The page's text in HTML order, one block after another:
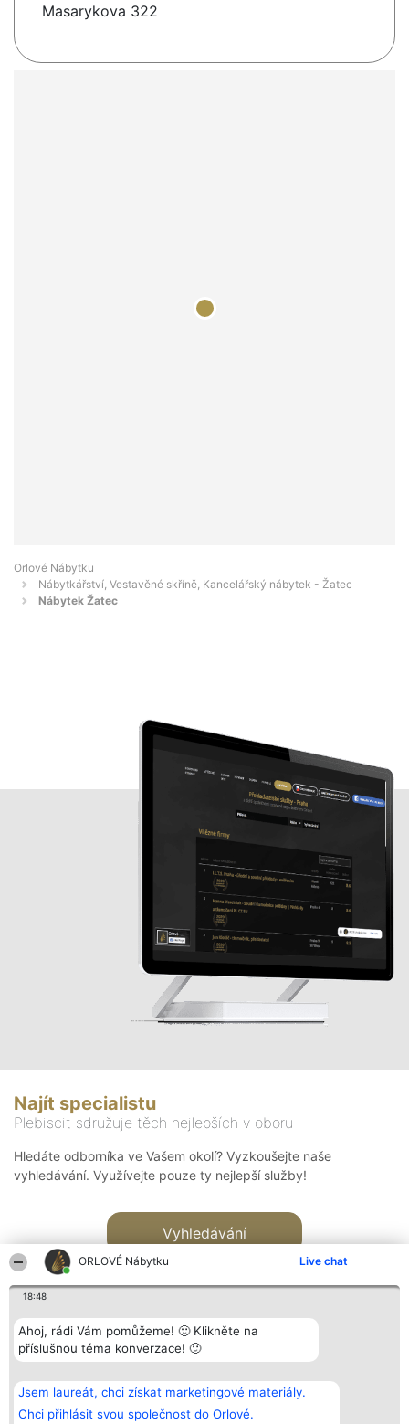
ORLOVÉ Nábytku Live chat
18:48
Ahoj, rádi Vám pomůžeme! 🙂 Klikněte na
příslušnou téma konverzace! 🙂
Jsem laureát, chci získat marketingové materiály.
Chci přihlásit svou společnost do Orlové.
Masarykova 322
Orlové Nábytku
Nábytkářství, Vestavěné skříně, Kancelářský nábytek - Žatec
Nábytek Žatec
Najít specialistu
Plebiscit sdružuje těch nejlepších v oboru
Hledáte odborníka ve Vašem okolí? Vyzkoušejte naše
vyhledávání. Využívejte pouze ty nejlepší služby!
Vyhledávání
Bright Side Solutions sp. z o.
o. sp. k.
ul. Ruska 22
Wrocław 50-079
Vítězové
Seznam všech
laureátů
Zásady
Kontakt